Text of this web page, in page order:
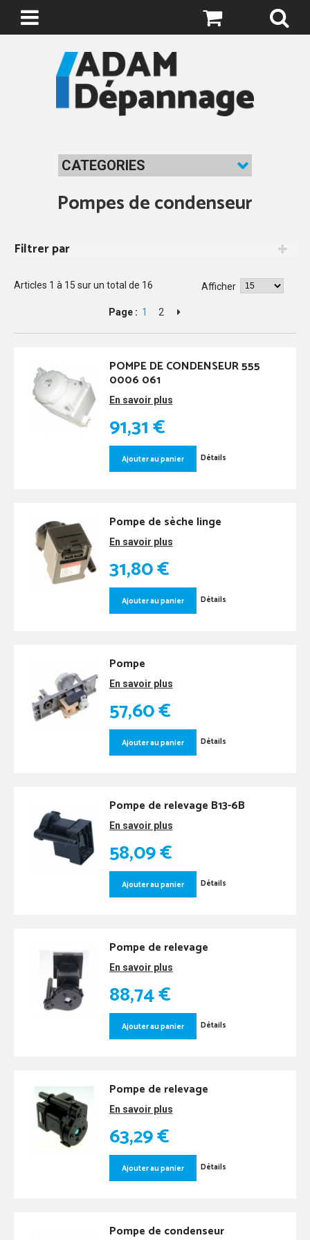
CATEGORIES
Pompes de condenseur
Filtrer par
Articles 1 à 15 sur un total de 16 Afficher
Page : 1 2
POMPE DE CONDENSEUR 555
0006 061
En savoir plus
91,31 €
Ajouter au panier Détails
Pompe de sèche linge
En savoir plus
31,80 €
Ajouter au panier Détails
Pompe
En savoir plus
57,60 €
Ajouter au panier Détails
Pompe de relevage B13-6B
En savoir plus
58,09 €
Ajouter au panier Détails
Pompe de relevage
En savoir plus
88,74 €
Ajouter au panier Détails
Pompe de relevage
En savoir plus
63,29 €
Ajouter au panier Détails
Pompe de condenseur